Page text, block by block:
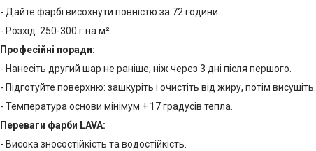
- Дайте фарбі висохнути повністю за 72 години.
- Розхід: 250-300 г на м².
Професійні поради:
- Нанесіть другий шар не раніше, ніж через 3 дні після першого.
- Підготуйте поверхню: зашкуріть і очистіть від жиру, потім висушіть.
- Температура основи мінімум + 17 градусів тепла.
Переваги фарби LAVA:
- Висока зносостійкість та водостійкість.